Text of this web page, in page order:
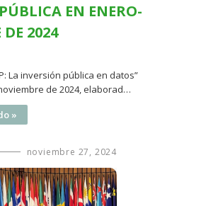
EN ENERO-
2024
La inversión pública en datos”
de 2024, elaborad…
»
noviembre 27, 2024